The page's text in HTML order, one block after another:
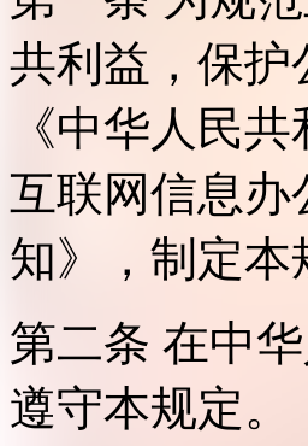
共利益，保护
《中华人民
互联网信息
知》，制定本
第二条 在中
遵守本规定。